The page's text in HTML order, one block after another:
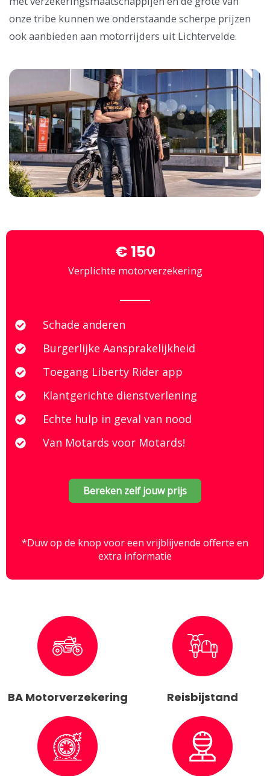
€ 150
Verplichte motorverzekering
Schade anderen
Burgerlijke Aansprakelijkheid
Toegang Liberty Rider app
Klantgerichte dienstverlening
Echte hulp in geval van nood
Van Motards voor Motards!
Bereken zelf jouw prijs
*Duw op de knop voor een vrijblijvende offerte en
extra informatie
onze tribe kunnen we onderstaande scherpe prijzen
ook aanbieden aan motorrijders uit Lichtervelde.
BA Motorverzekering Reisbijstand